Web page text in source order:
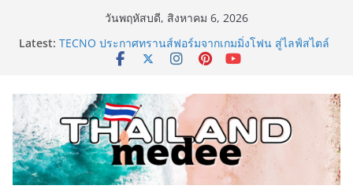
วันพฤหัสบดี, สิงหาคม 6, 2026
Latest: เหิงลี่ แมนูแฟคเจอริ่ง เทคโนโลยี (ไทยแลนด์) เปิดโรงงาน
แห่งใหม่ในชลบุรี เดินหน้าขยายฐานการผลิตสู่เอเชียตะวัน
แฟชั่นไอเท็ม เสิร์ฟใหญ่ปักหมุดแลนมาร์คใหม่กลางสถานี
MRT วาง POVA 8 Series จุดเริ่มต้นครั้งสำคัญ
ครั้งแรกของอุตสาหกรรมสีไทย นิปปอนเพนต์ผนึก 6 พันธ
มิตรโมเดิร์นเทรดชั้นนำ นำร่องเปิดตัว “NIPPON PAINT
WORRY FREE” โปรแกรมดูแลคุณภาพฟิล์มสีหลังการขาย
ยกระดับความมั่นใจลูกค้าด้วยผลิตภัณฑ์คุณภาพและ